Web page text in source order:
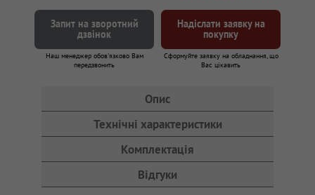
Запит на зворотний
дзвінок
Наш менеджер обов'язково Вам
передзвонить
Надіслати заявку на
покупку
Сформуйте заявку на обладнання, що
Вас цікавить
Опис
Технічні характеристики
Комплектація
Відгуки